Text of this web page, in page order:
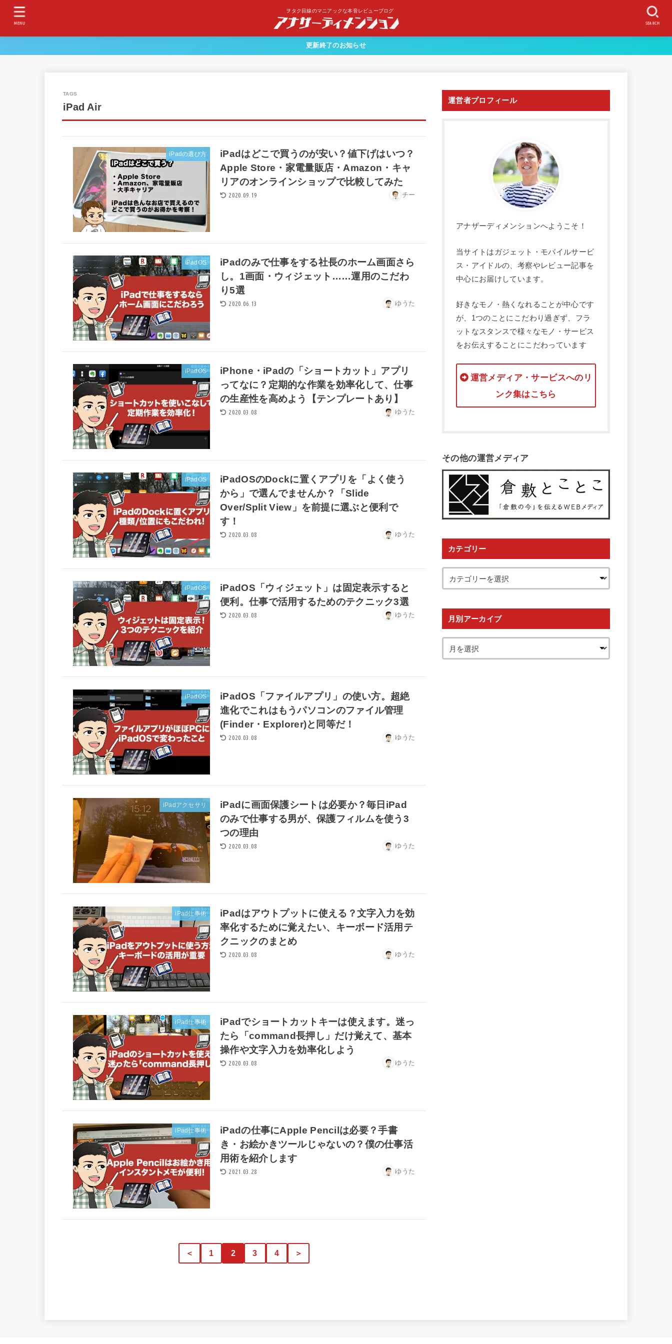
ヲタク目線のマニアックな本音レビューブログ
SEARCH
MENU
更新終了のお知らせ
iPad Air
iPadの選び方
iPadはどこで買うのが安い？値下げはいつ？
Apple Store・家電量販店・Amazon・キャ
リアのオンラインショップで比較してみた
2020.09.19 チー
iPadOS
iPadのみで仕事をする社長のホーム画面さら
し。1画面・ウィジェット……運用のこだわ
り5選
2020.06.13 ゆうた
iPadOS
iPhone・iPadの「ショートカット」アプリ
ってなに？定期的な作業を効率化して、仕事
の生産性を高めよう【テンプレートあり】
2020.03.08 ゆうた
iPadOS
iPadOSのDockに置くアプリを「よく使う
から」で選んでませんか？「Slide
Over/Split View」を前提に選ぶと便利で
す！
2020.03.08 ゆうた
iPadOS
iPadOS「ウィジェット」は固定表示すると
便利。仕事で活用するためのテクニック3選
2020.03.08 ゆうた
iPadOS
iPadOS「ファイルアプリ」の使い方。超絶
進化でこれはもうパソコンのファイル管理
(Finder・Explorer)と同等だ！
2020.03.08 ゆうた
iPadアクセサリ
iPadに画面保護シートは必要か？毎日iPad
のみで仕事する男が、保護フィルムを使う3
つの理由
2020.03.08 ゆうた
iPad仕事術
iPadはアウトプットに使える？文字入力を効
率化するために覚えたい、キーボード活用テ
クニックのまとめ
2020.03.08 ゆうた
iPad仕事術
iPadでショートカットキーは使えます。迷っ
たら「command長押し」だけ覚えて、基本
操作や文字入力を効率化しよう
2020.03.08 ゆうた
iPad仕事術
iPadの仕事にApple Pencilは必要？手書
き・お絵かきツールじゃないの？僕の仕事活
用術を紹介します
2021.03.28 ゆうた
＜ 1 2 3 4 ＞
運営者プロフィール
アナザーディメンションへようこそ！
当サイトはガジェット・モバイルサービ
ス・アイドルの、考察やレビュー記事を
中心にお届けしています。
好きなモノ・熱くなれることが中心です
が、1つのことにこだわり過ぎず、フラ
ットなスタンスで様々なモノ・サービス
をお伝えすることにこだわっています
運営メディア・サービスへのリ
ンク集はこちら
その他の運営メディア
カテゴリー
月別アーカイブ